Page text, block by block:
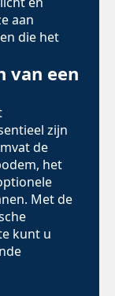
aan
die het
van een
zijn
de
het
Met de
kunt u